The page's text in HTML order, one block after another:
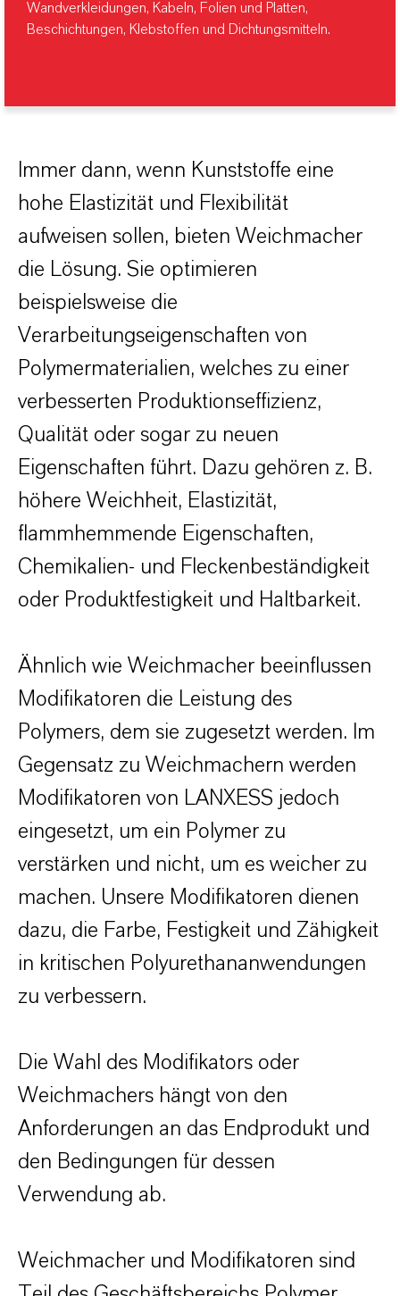
Wandverkleidungen, Kabeln, Folien und Platten,
Beschichtungen, Klebstoffen und Dichtungsmitteln.
Immer dann, wenn Kunststoffe eine
hohe Elastizität und Flexibilität
aufweisen sollen, bieten Weichmacher
die Lösung. Sie optimieren
beispielsweise die
Verarbeitungseigenschaften von
Polymermaterialien, welches zu einer
verbesserten Produktionseffizienz,
Qualität oder sogar zu neuen
Eigenschaften führt. Dazu gehören z. B.
höhere Weichheit, Elastizität,
flammhemmende Eigenschaften,
Chemikalien- und Fleckenbeständigkeit
oder Produktfestigkeit und Haltbarkeit.
Ähnlich wie Weichmacher beeinflussen
Modifikatoren die Leistung des
Polymers, dem sie zugesetzt werden. Im
Gegensatz zu Weichmachern werden
Modifikatoren von LANXESS jedoch
eingesetzt, um ein Polymer zu
verstärken und nicht, um es weicher zu
machen. Unsere Modifikatoren dienen
dazu, die Farbe, Festigkeit und Zähigkeit
in kritischen Polyurethananwendungen
zu verbessern.
Die Wahl des Modifikators oder
Weichmachers hängt von den
Anforderungen an das Endprodukt und
den Bedingungen für dessen
Verwendung ab.
Weichmacher und Modifikatoren sind